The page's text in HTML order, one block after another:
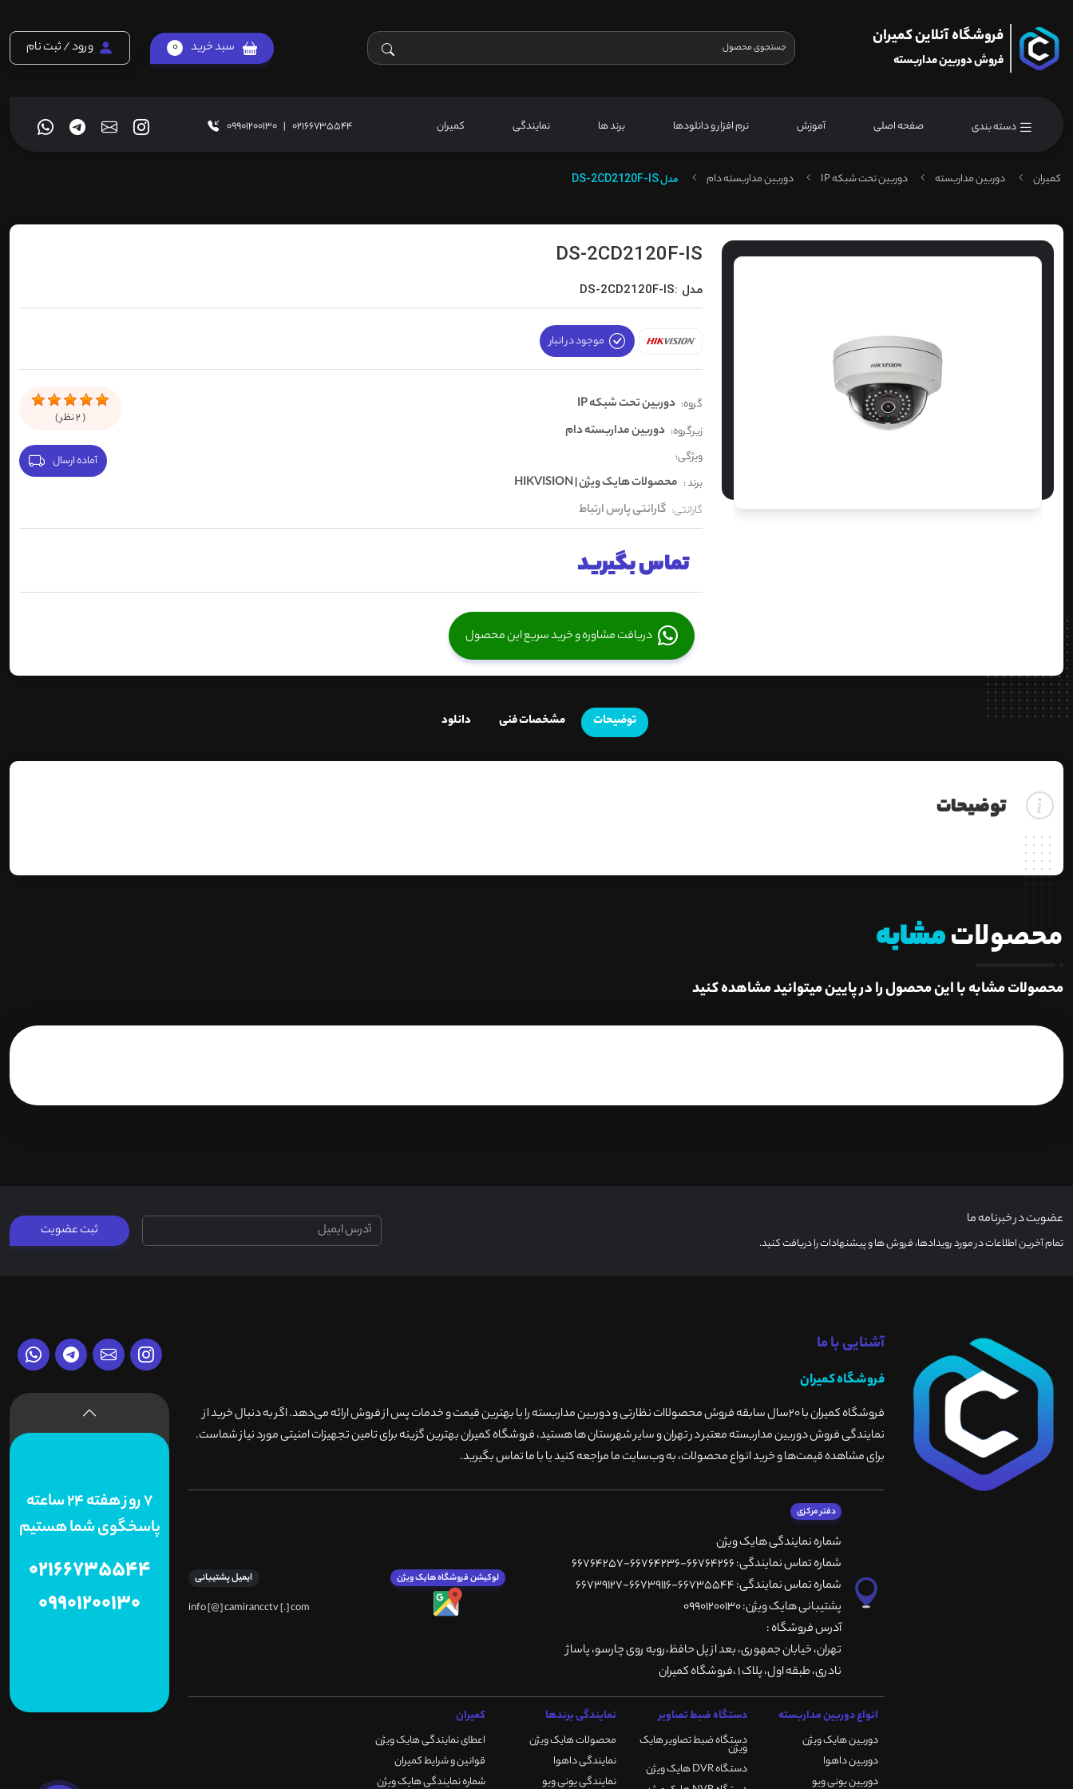
فروشگاه آنلاین کمیران
فروش دوربین مداربسته
سبد خرید 0 ورود / ثبت نام
دسته بندی صفحه اصلی آموزش نرم افزار و دانلودها برند ها نمایندگی کمیران 02166735544
|
09901200130
کمیران دوربین مداربسته دوربین تحت شبکه IP دوربین مداربسته دام مدلDS-2CD2120F-IS
DS-2CD2120F-IS
مدل :DS-2CD2120F-IS
موجود در انبار
گروه: دوربین تحت شبکه IP
زیرگروه: دوربین مداربسته دام
ویژگی:
برند : محصولات هایک ویژن | HIKVISION
گارانتی: گارانتی پارس ارتباط
(
2نظر )
آماده ارسال
تماس بگیرید
دریافت مشاوره و خرید سریع این محصول
توضیحات مشخصات فنی دانلود
توضیحات
محصولاتمشابه
محصولات مشابه با این محصول را در پایین میتوانید مشاهده کنید
عضویت در خبرنامه ما
تمام آخرین اطلاعات در مورد رویدادها، فروش ها و پیشنهادات را دریافت کنید.
ثبت عضویت
آشنایی با ما
فروشگاه کمیران
فروشگاه کمیران با ۲۰سال سابقه فروش محصولاات نظارتی و دوربین مداربسته را با بهترین قیمت و خدمات پس از فروش ارائه می‌دهد. اگر به دنبال خرید از
نمایندگی فروش دوربین مداربسته معتبر در تهران و سایر شهرستان ها هستید، فروشگاه کمیران بهترین گزینه برای تامین تجهیزات امنیتی مورد نیاز شماست.
برای مشاهده قیمت‌ها و خرید انواع محصولات، به وب‌سایت ما مراجعه کنید یا با ما تماس بگیرید.
دفتر مرکزی
شماره نمایندگی هایک ویژن
شماره تماس نمایندگی: 66764266-66764236-66764257
شماره تماس نمایندگی: 66735544-66739116-66739127
پشتیبانی هایک ویژن: 09901200130
آدرس فروشگاه :
تهران، خيابان جمهوری، بعد از پل حافظ،روبه روی چارسو، پاساژ
نادری، طبقه اول، پلاک 1 ،فروشگاه کمیران
لوکیشن فروشگاه هایک ویژن ایمیل پشتیبانی
info [@] camirancctv [.] com
انواع دوربین مداربسته
دوربین هایک ویژن
دوربین داهوا
دوربین یونی ویو
دستگاه ضبط تصاویر
دستگاه ضبط تصاویر هایک
ویژن
دستگاه DVR هایک ویژن
نمایندگی برندها
محصولات هایک ویژن
نمایندگی داهوا
نمایندگی یونی ویو
کمیران
اعطای نمایندگی هایک ویژن
قوانین و شرایط کمیران
شماره نمایندگی هایک ویژن
7 روز هفته 24 ساعته
پاسخگوی شما هستیم
02166735544
09901200130